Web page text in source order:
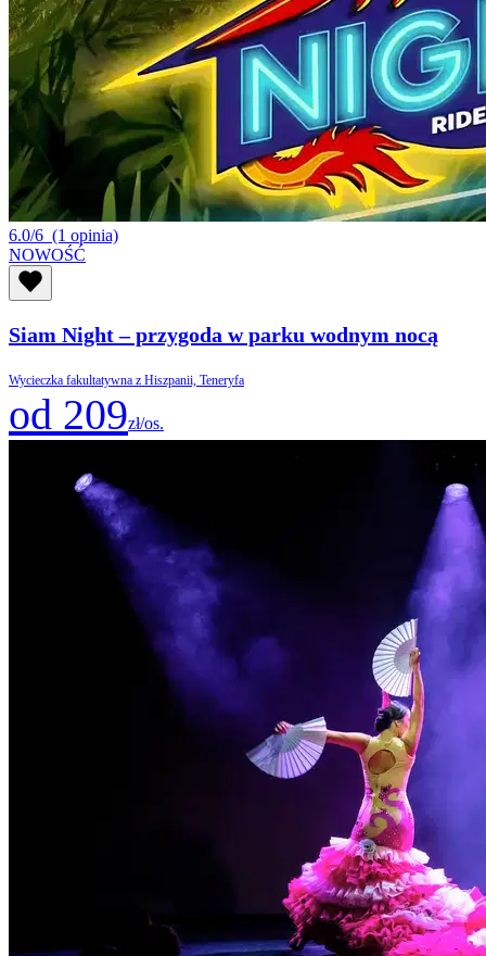
6.0/6 (1 opinia)
NOWOŚĆ
Siam Night – przygoda w parku wodnym nocą
Wycieczka fakultatywna z Hiszpanii, Teneryfa
od 209zł/os.